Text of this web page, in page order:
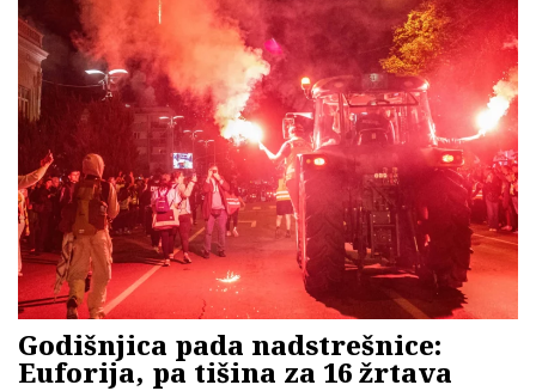
Godišnjica pada nadstrešnice:
Euforija, pa tišina za 16 žrtava